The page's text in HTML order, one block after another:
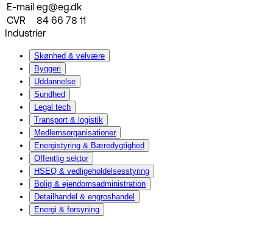
E-mail eg@eg.dk
CVR
84 66 78 11
Industrier
Skønhed & velvære
Byggeri
Uddannelse
Sundhed
Legal tech
Transport & logistik
Medlemsorganisationer
Energistyring & Bæredygtighed
Offentlig sektor
HSEQ & vedligeholdelsesstyring
Bolig & ejendomsadministration
Detailhandel & engroshandel
Energi & forsyning